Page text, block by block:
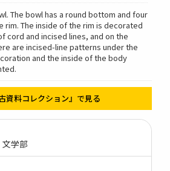
The bowl has a round bottom and four
rim. The inside of the rim is decorated
cord and incised lines, and on the
are incised-line patterns under the
and the inside of the body
資料コレクション』で見る
学部